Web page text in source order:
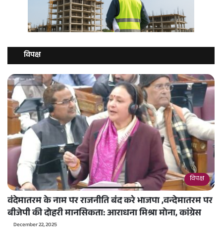
विपक्ष
विपक्ष
वंदेमातरम के नाम पर राजनीति बंद करे भाजपा ,वन्देमातरम पर
बीजेपी की दोहरी मानसिकता: आराधना मिश्रा मोना, कांग्रेस
December 22, 2025